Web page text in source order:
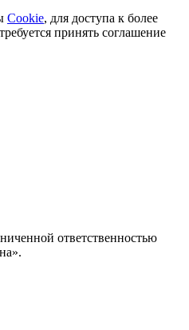
Cookie, для доступа к более
принять соглашение
ответственностью